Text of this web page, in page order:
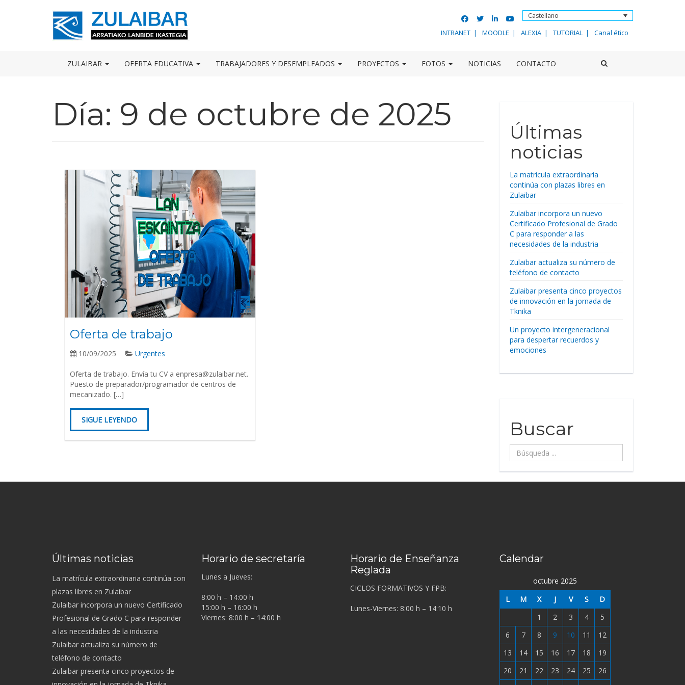
Castellano
INTRANET MOODLE ALEXIA TUTORIAL Canal ético
ZULAIBAR OFERTA EDUCATIVA TRABAJADORES Y DESEMPLEADOS PROYECTOS FOTOS NOTICIAS CONTACTO
Día: 9 de octubre de 2025
Oferta de trabajo
10/09/2025 Urgentes
Oferta de trabajo. Envía tu CV a enpresa@zulaibar.net.
Puesto de preparador/programador de centros de
mecanizado. […]
SIGUE LEYENDO
Últimas
noticias
La matrícula extraordinaria
continúa con plazas libres en
Zulaibar
Zulaibar incorpora un nuevo
Certificado Profesional de Grado
C para responder a las
necesidades de la industria
Zulaibar actualiza su número de
teléfono de contacto
Zulaibar presenta cinco proyectos
de innovación en la jornada de
Tknika
Un proyecto intergeneracional
para despertar recuerdos y
emociones
Buscar
Búsqueda
...
Últimas noticias
La matrícula extraordinaria continúa con
plazas libres en Zulaibar
Zulaibar incorpora un nuevo Certificado
Profesional de Grado C para responder
a las necesidades de la industria
Zulaibar actualiza su número de
teléfono de contacto
Zulaibar presenta cinco proyectos de
Horario de secretaría
Lunes a Jueves:
8:00 h – 14:00 h
15:00 h – 16:00 h
Viernes: 8:00 h – 14:00 h
Horario de Enseñanza
Reglada
CICLOS FORMATIVOS Y FPB:
Lunes-Viernes: 8:00 h – 14:10 h
Calendar
octubre 2025
L
M X J V S
D
1
2 3 4
5
6
7 8 9 10 11
12
13
14 15 16 17 18
19
20
21 22 23 24 25
26